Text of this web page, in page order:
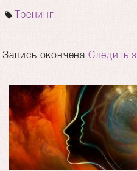
Тренинг
Запись окончена Следить